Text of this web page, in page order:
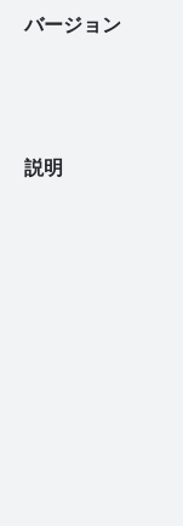
バージョン
説明